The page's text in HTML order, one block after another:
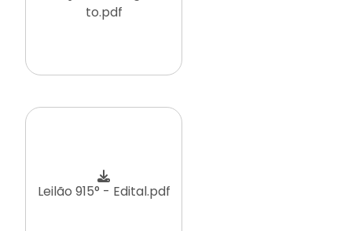
to.pdf
Leilão 915° - Edital.pdf